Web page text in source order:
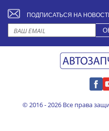
ПОДПИСАТЬСЯ НА
© 2016 - 2026 Все права